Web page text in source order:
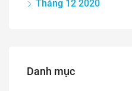
Tháng 12 2020
Danh mục